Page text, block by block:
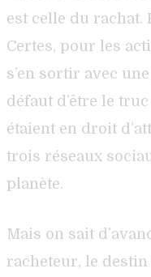
est celle du rachat.
Certes, pour les
s’en sortir avec
défaut d’être le
étaient en droit
trois réseaux
planète.
Mais on sait
racheteur, le